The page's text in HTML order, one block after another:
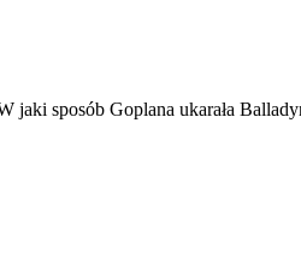
sposób Goplana ukarała